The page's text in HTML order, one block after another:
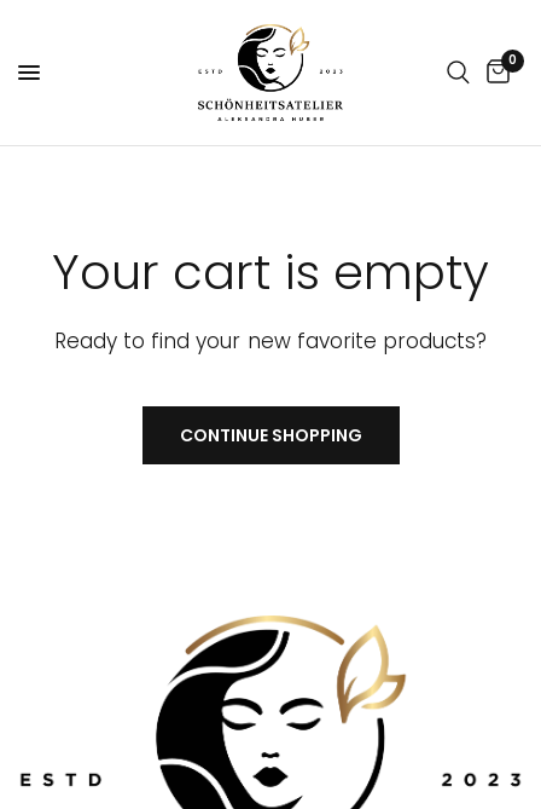
0
Your cart is empty
Ready to find your new favorite products?
CONTINUE SHOPPING